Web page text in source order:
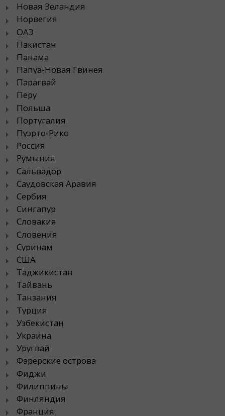
Новая Зеландия
Норвегия
ОАЭ
Пакистан
Панама
Папуа-Новая Гвинея
Парагвай
Перу
Польша
Португалия
Пуэрто-Рико
Россия
Румыния
Сальвадор
Саудовская Аравия
Сербия
Сингапур
Словакия
Словения
Суринам
США
Таджикистан
Тайвань
Танзания
Турция
Узбекистан
Украина
Уругвай
Фарерские острова
Фиджи
Филиппины
Финляндия
Франция